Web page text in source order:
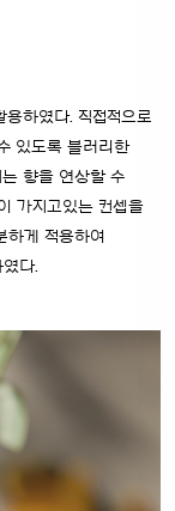
하였다. 직접적으로
있도록 블러리한
향을 연상할 수
가지고있는 컨셉을
하게 적용하여
다.